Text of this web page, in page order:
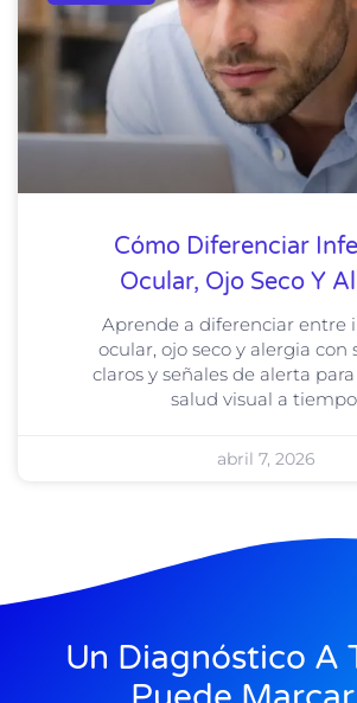
Cómo Diferenciar
Ocular, Ojo Seco Y
Aprende a diferenciar entre
ocular, ojo seco y alergia con
claros y señales de alerta
salud visual a
abril 7, 2026
Un Diagnóstico A